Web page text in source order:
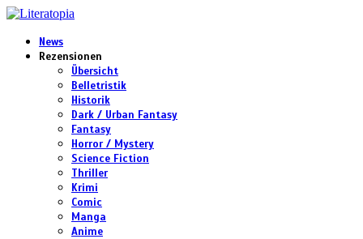
News
Rezensionen
Übersicht
Belletristik
Historik
Dark / Urban Fantasy
Fantasy
Horror / Mystery
Science Fiction
Thriller
Krimi
Comic
Manga
Anime